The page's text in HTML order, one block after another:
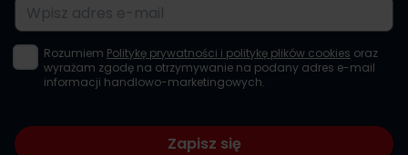
Adres e-mail
Rozumiem Politykę prywatności i politykę plików cookies oraz
wyrażam zgodę na otrzymywanie na podany adres e-mail
informacji handlowo-marketingowych.
Zapisz się